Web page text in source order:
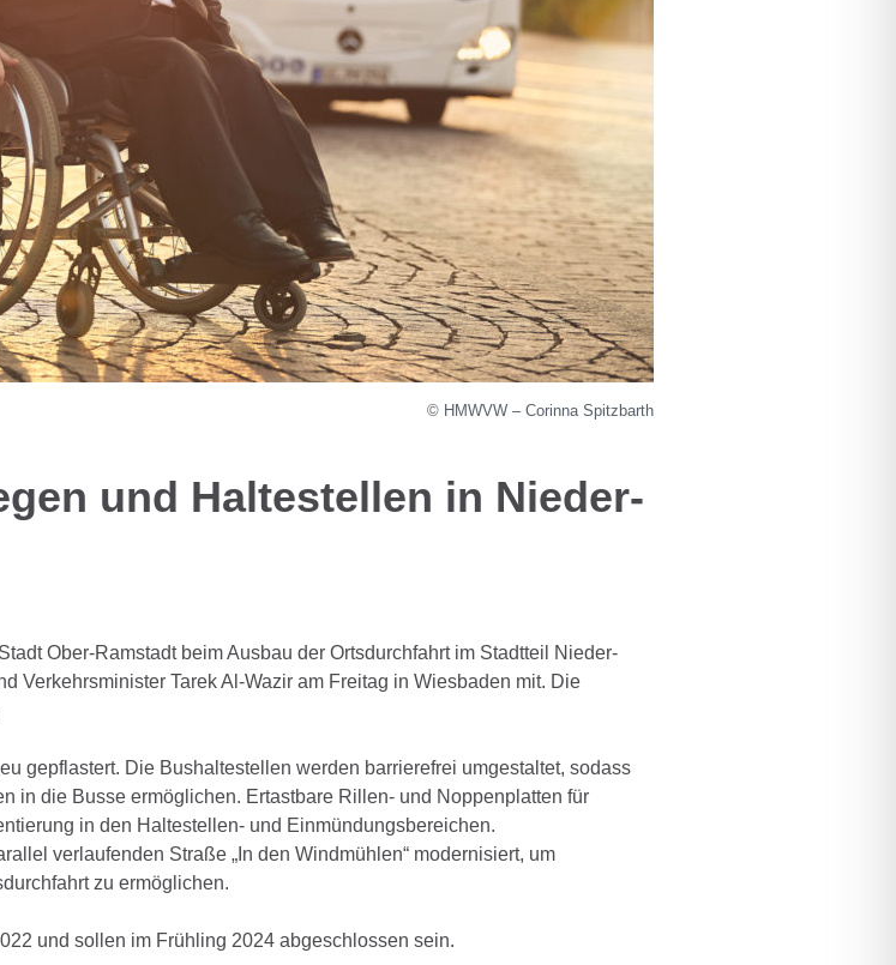
© HMWVW – Corinna Spitzbarth
und Haltestellen in Nieder-
Ober-Ramstadt beim Ausbau der Ortsdurchfahrt im Stadtteil Nieder-
Verkehrsminister Tarek Al-Wazir am Freitag in Wiesbaden mit. Die
gepflastert. Die Bushaltestellen werden barrierefrei umgestaltet, sodass
in die Busse ermöglichen. Ertastbare Rillen- und Noppenplatten für
in den Haltestellen- und Einmündungsbereichen.
verlaufenden Straße „In den Windmühlen“ modernisiert, um
zu ermöglichen.
und sollen im Frühling 2024 abgeschlossen sein.